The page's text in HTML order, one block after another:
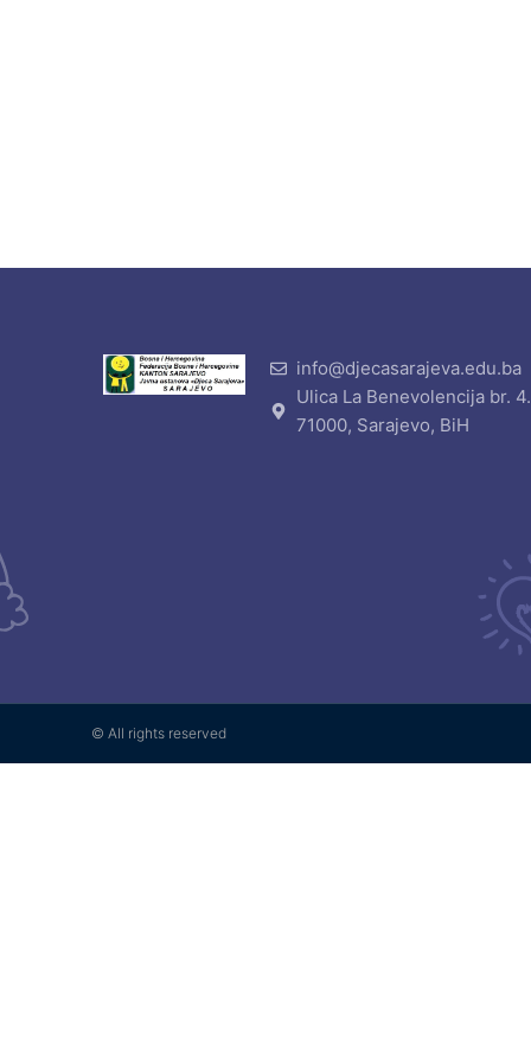
info@djecasarajeva.edu.ba
Ulica La Benevolencija br. 4.
71000, Sarajevo, BiH
© All rights reserved